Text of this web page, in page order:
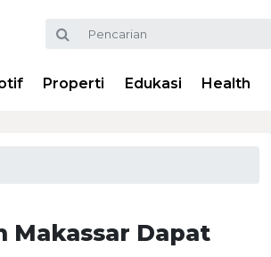
Properti Edukasi Health
Makassar Dapat